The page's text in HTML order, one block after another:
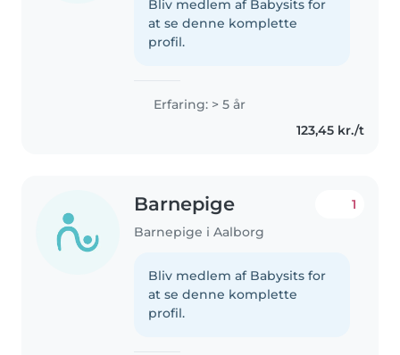
Bliv medlem af Babysits for
at se denne komplette
profil.
Erfaring: > 5 år
123,45 kr./t
Barnepige
Barnepige i Aalborg
1
Bliv medlem af Babysits for
at se denne komplette
profil.